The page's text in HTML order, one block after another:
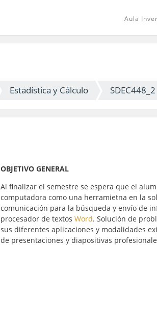
Aula
Estadística y Cálculo SDEC448_2
OBJETIVO GENERAL
Al finalizar el semestre se espera que el
computadora como una herramietna en la
comunicación para la búsqueda y envío de
procesador de textos Word. Solución de
sus diferentes aplicaciones y modalidades
de presentaciones y diapositivas